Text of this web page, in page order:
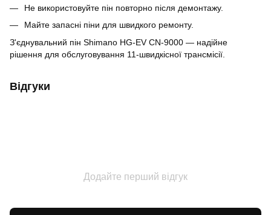
Не використовуйте пін повторно після демонтажу.
Майте запасні піни для швидкого ремонту.
З'єднувальний пін Shimano HG-EV CN-9000 — надійне
рішення для обслуговування 11-швидкісної трансмісії.
Відгуки
Додайте перший відгук